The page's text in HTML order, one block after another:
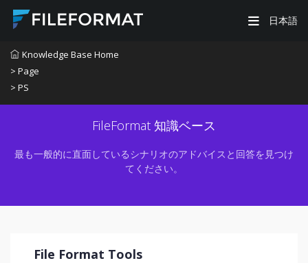
日本語
Knowledge Base Home
> Page
> PS
FileFormat 知識ベース
最も一般的に直面しているシナリオのアドバイスと回答を見つけ
てください。
File Format Tools